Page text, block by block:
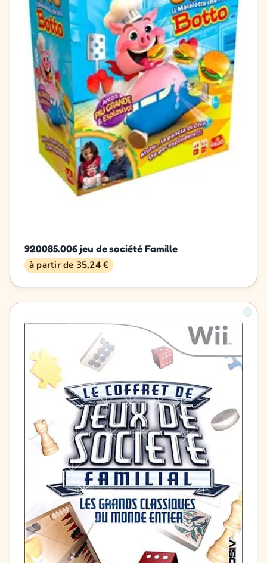
920085.006 jeu de société Famille
à partir de 35,24 €